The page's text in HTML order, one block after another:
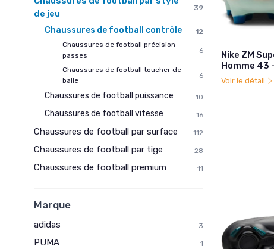
de jeu
39
Chaussures de football contrôle
12
Chaussures de football précision
passes
6
Chaussures de football toucher de
balle
6
Chaussures de football puissance 10
Chaussures de football vitesse 16
Chaussures de football par surface 112
Chaussures de football par tige 28
Chaussures de football premium 11
Marque
adidas 3
PUMA 1
Nike ZM
Homme 43
Voir le détail